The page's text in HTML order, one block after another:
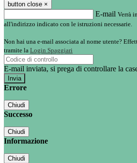
button close ×
E-mail Verrà
all'indirizzo indicato con le istruzioni necessarie.
Non hai una e-mail associata al nome utente?
tramite la Login Spaggiari
E-mail inviata, si prega di controllare la
Errore
Chiudi
Successo
Chiudi
Informazione
Chiudi